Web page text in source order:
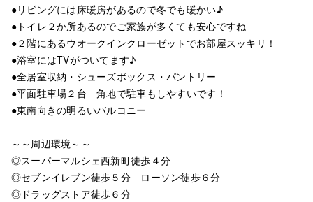
●リビングには床暖房があるので冬でも暖かい♪
●トイレ２か所あるのでご家族が多くても安心ですね
●２階にあるウオークインクローゼットでお部屋スッキリ！
●浴室にはTVがついてます♪
●全居室収納・シューズボックス・パントリー
●平面駐車場２台 角地で駐車もしやすいです！
●東南向きの明るいバルコニー
～～周辺環境～～
◎スーパーマルシェ西新町徒歩４分
◎セブンイレブン徒歩５分 ローソン徒歩６分
◎ドラッグストア徒歩６分